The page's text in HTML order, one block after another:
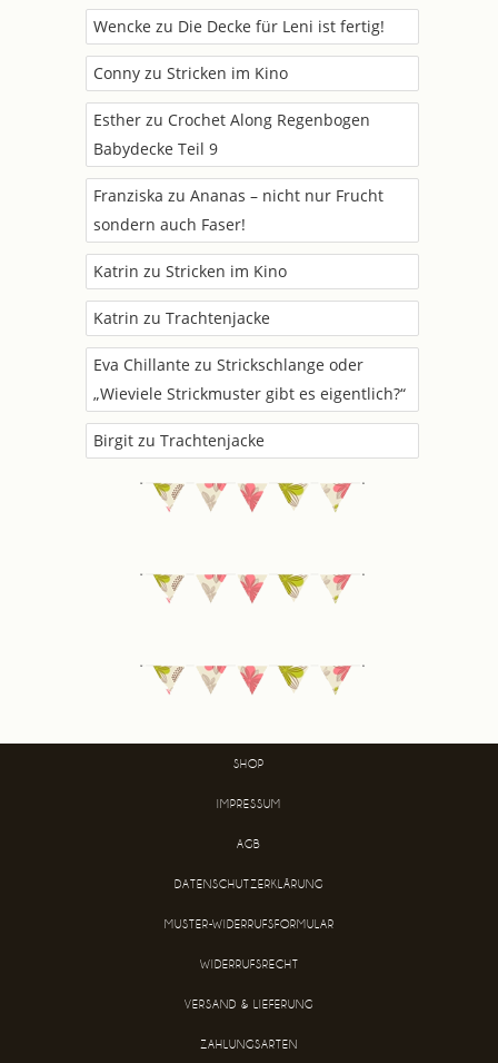
Wencke zu Die Decke für Leni ist fertig!
Conny zu Stricken im Kino
Esther zu Crochet Along Regenbogen
Babydecke Teil 9
Franziska zu Ananas – nicht nur Frucht
sondern auch Faser!
Katrin zu Stricken im Kino
Katrin zu Trachtenjacke
Eva Chillante zu Strickschlange oder
„Wieviele Strickmuster gibt es eigentlich?“
Birgit zu Trachtenjacke
SHOP
IMPRESSUM
AGB
DATENSCHUTZERKLÄRUNG
MUSTER-WIDERRUFSFORMULAR
WIDERRUFSRECHT
VERSAND & LIEFERUNG
ZAHLUNGSARTEN